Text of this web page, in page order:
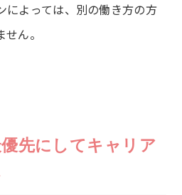
によっては、別の働き方の方
ん。
先にしてキャリア